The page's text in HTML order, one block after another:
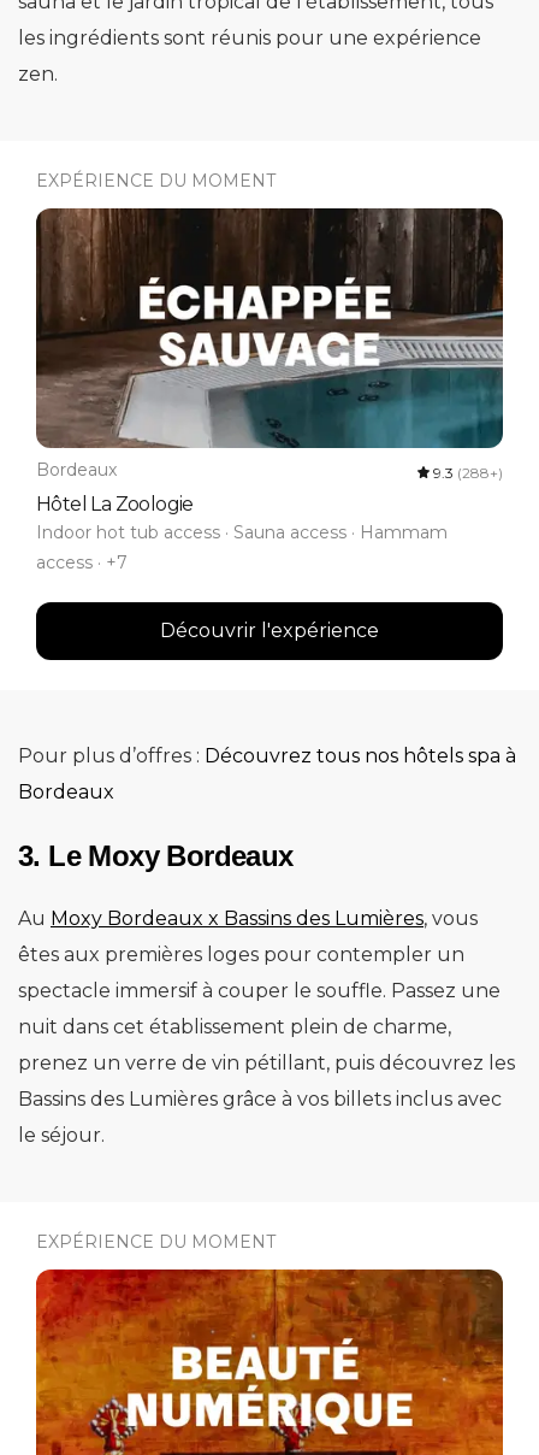
les ingrédients sont réunis pour une expérience
zen.
EXPÉRIENCE DU MOMENT
Bordeaux 9.3 (288+)
Hôtel La Zoologie
Indoor hot tub access · Sauna access · Hammam
access · +7
Découvrir l'expérience
Pour plus d’offres : Découvrez tous nos hôtels spa à
Bordeaux
3. Le Moxy Bordeaux
Au Moxy Bordeaux x Bassins des Lumières, vous
êtes aux premières loges pour contempler un
spectacle immersif à couper le souffle. Passez une
nuit dans cet établissement plein de charme,
prenez un verre de vin pétillant, puis découvrez les
Bassins des Lumières grâce à vos billets inclus avec
le séjour.
EXPÉRIENCE DU MOMENT